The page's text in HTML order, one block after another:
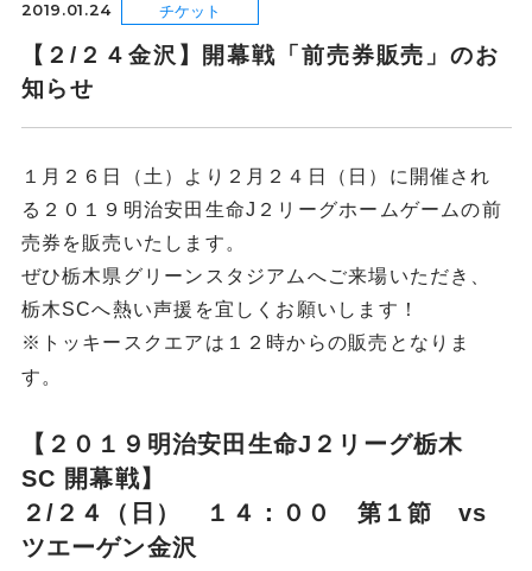
2019.01.24 チケット
【２/２４金沢】開幕戦「前売券販売」のお
知らせ​
１月２６日（土）より２月２４日（日）に開催され
る２０１９明治安田生命J ２リーグホームゲームの前
売券を販売いたします。
ぜひ栃木県グリーンスタジアムへご来場いただき、
栃木SCへ熱い声援を宜しくお願いします！
※ トッキースクエアは１２時からの販売となりま
す。
【２０１９明治安田生命J２リーグ栃木
SC 開幕戦】
２ / ２４（日） １４：００ 第１節 vs
ツエーゲン金沢